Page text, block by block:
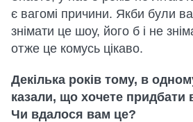
є вагомі причини. Якби були
знімати це шоу, його б і не
отже це комусь цікаво.
Декілька років тому, в
казали, що хочете придбати
Чи вдалося вам це?